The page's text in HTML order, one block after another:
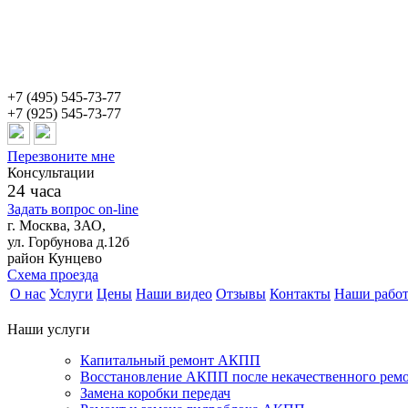
+7 (495) 545-73-77
+7 (925) 545-73-77
Перезвоните мне
Консультации
24 часа
Задать вопрос on-line
г. Москва, ЗАО,
ул. Горбунова д.12б
район Кунцево
Схема проезда
О нас Услуги Цены Наши видео Отзывы Контакты Наши
Наши услуги
Капитальный ремонт АКПП
Восстановление АКПП после некачественного
Замена коробки передач